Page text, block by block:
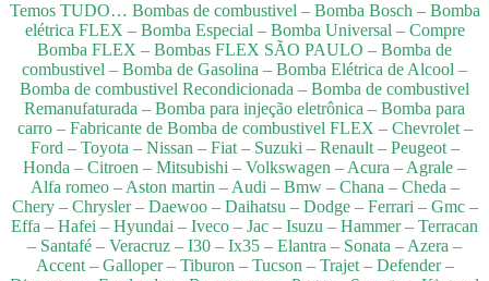
Temos TUDO… Bombas de combustivel – Bomba Bosch – Bomba
elétrica FLEX – Bomba Especial – Bomba Universal – Compre
Bomba FLEX – Bombas FLEX SÃO PAULO – Bomba de
combustivel – Bomba de Gasolina – Bomba Elétrica de Alcool –
Bomba de combustivel Recondicionada – Bomba de combustivel
Remanufaturada – Bomba para injeção eletrônica – Bomba para
carro – Fabricante de Bomba de combustivel FLEX – Chevrolet –
Ford – Toyota – Nissan – Fiat – Suzuki – Renault – Peugeot –
Honda – Citroen – Mitsubishi – Volkswagen – Acura – Agrale –
Alfa romeo – Aston martin – Audi – Bmw – Chana – Cheda –
Chery – Chrysler – Daewoo – Daihatsu – Dodge – Ferrari – Gmc –
Effa – Hafei – Hyundai – Iveco – Jac – Isuzu – Hammer – Terracan
– Santafé – Veracruz – I30 – Ix35 – Elantra – Sonata – Azera –
Accent – Galloper – Tiburon – Tucson – Trajet – Defender –